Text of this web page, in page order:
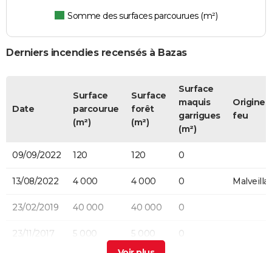
Somme des surfaces parcourues (m²)
Derniers incendies recensés à Bazas
Date
Surface
parcourue
(m²)
Surface
forêt
(m²)
Surface
maquis
garrigues
(m²)
Origine
feu
09/09/2022 120 120 0
13/08/2022 4 000 4 000 0
23/02/2019 40 000 40 000 0
23/11/2017 5 000 5 000 0